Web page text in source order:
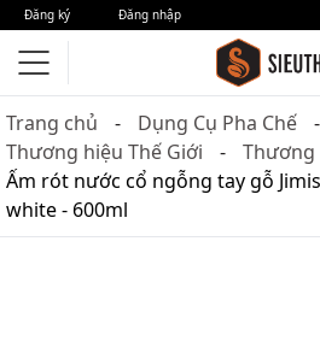
Đăng ký Đăng nhập
Trang chủ
Dụng Cụ Pha Chế
Thương hiệu Thế Giới
Thương
Ấm rót nước cổ ngỗng tay gỗ
white - 600ml